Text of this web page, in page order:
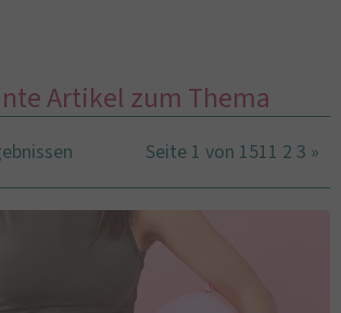
Artikel zum Thema
Seite 1 von 1511 2 3 »